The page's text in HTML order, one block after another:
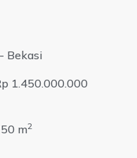
Bekasi
1.450.000.000
m2